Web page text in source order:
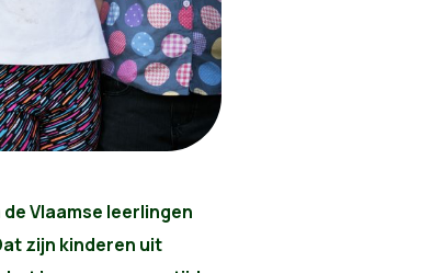
Vlaamse leerlingen
zijn kinderen uit